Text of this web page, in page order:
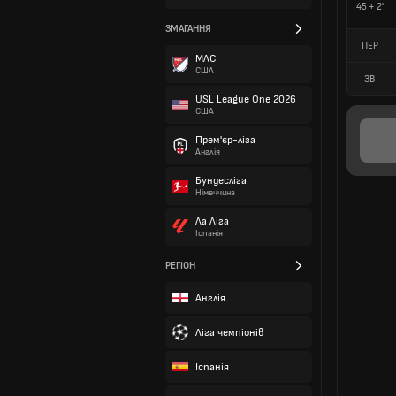
ЗМАГАННЯ
МЛС
США
USL League One 2026
США
Прем'єр-ліга
Англія
Бундесліга
Німеччина
Ла Ліга
Іспанія
РЕГІОН
Англія
Ліга чемпіонів
Іспанія
45 + 2'
ПЕР
ЗВ